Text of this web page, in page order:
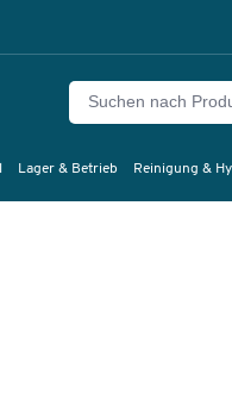
Lager & Betrieb Reinigung &